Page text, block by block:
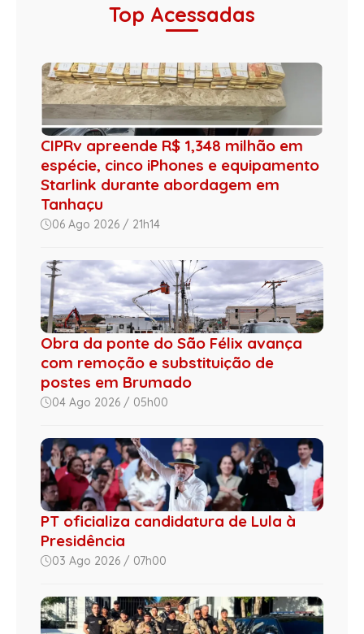
Top Acessadas
CIPRv apreende R$ 1,348 milhão em
espécie, cinco iPhones e equipamento
Starlink durante abordagem em
Tanhaçu
06 Ago 2026 / 21h14
Obra da ponte do São Félix avança
com remoção e substituição de
postes em Brumado
04 Ago 2026 / 05h00
PT oficializa candidatura de Lula à
Presidência
03 Ago 2026 / 07h00